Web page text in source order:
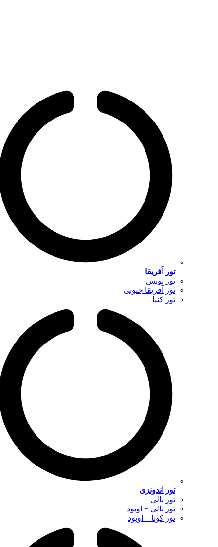
تور آفریقا
تور تونس
تور آفریقا جنوبی
تور کنیا
تور اندونزی
تور بالی
تور بالی + اوبود
تور کوتا + اوبود